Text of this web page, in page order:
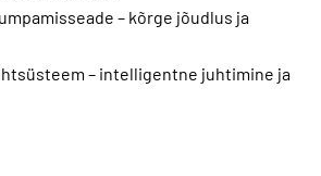
– kõrge jõudlus ja
– intelligentne juhtimine ja